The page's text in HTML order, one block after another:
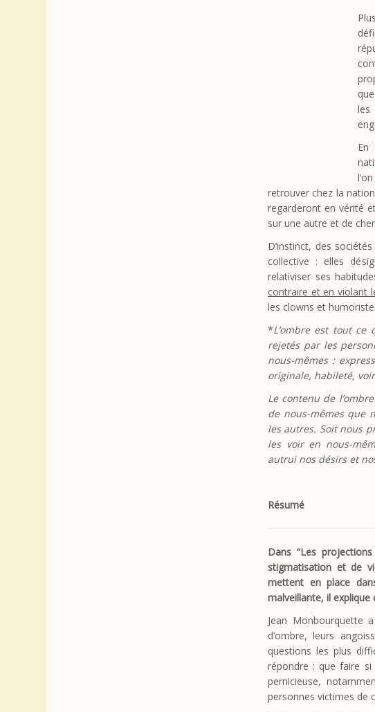
En
retrouver chez la
regarderont en vérité
sur une autre et de
D’instinct, des
collective : elles
relativiser ses
contraire et en violant
les clowns et
*L’ombre est tout ce
rejetés par les
nous-mêmes :
originale, habileté,
Le contenu de
de nous-mêmes que
les autres. Soit nous
les voir en nous-
autrui nos désirs et
Résumé
Dans “Les
stigmatisation et de
mettent en place
malveillante, il
Jean Monbourquette
d’ombre, leurs
questions les plus
répondre : que faire si
pernicieuse,
personnes victimes de